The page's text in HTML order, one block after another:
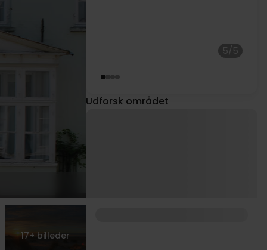
17+billeder
5/5
Udforsk området